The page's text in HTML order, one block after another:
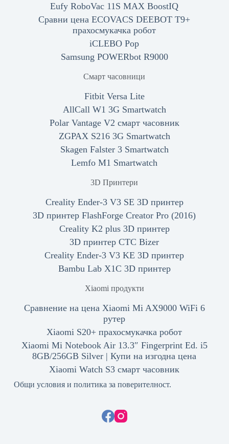
Eufy RoboVac 11S MAX BoostIQ
Сравни цена ECOVACS DEEBOT T9+
прахосмукачка робот
iCLEBO Pop
Samsung POWERbot R9000
Смарт часовници
Fitbit Versa Lite
AllCall W1 3G Smartwatch
Polar Vantage V2 смарт часовник
ZGPAX S216 3G Smartwatch
Skagen Falster 3 Smartwatch
Lemfo M1 Smartwatch
3D Принтери
Creality Ender-3 V3 SE 3D принтер
3D принтер FlashForge Creator Pro (2016)
Creality K2 plus 3D принтер
3D принтер CTC Bizer
Creality Ender-3 V3 KE 3D принтер
Bambu Lab X1C 3D принтер
Xiaomi продукти
Сравнение на цена Xiaomi Mi AX9000 WiFi 6
рутер
Xiaomi S20+ прахосмукачка робот
Xiaomi Mi Notebook Air 13.3″ Fingerprint Ed. i5
8GB/256GB Silver | Купи на изгодна цена
Xiaomi Watch S3 смарт часовник
Общи условия и политика за поверителност.